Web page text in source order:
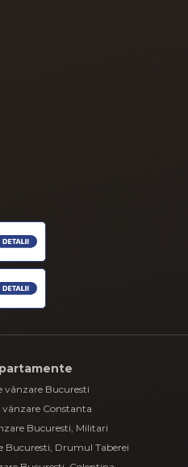
vânzare Bucuresti
Constanta
Bucuresti, Militari
Bucuresti, Drumul Taberei